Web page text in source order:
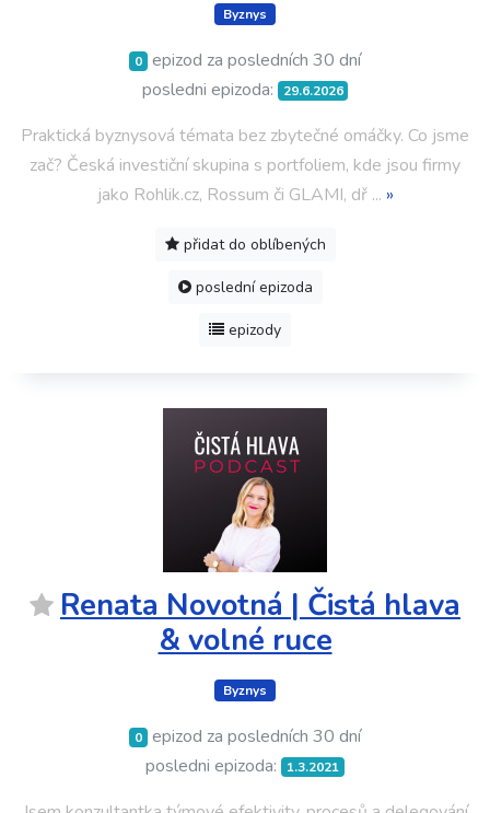
Byznys
0 epizod za posledních 30 dní
posledni epizoda:
29.6.2026
Praktická byznysová témata bez zbytečné omáčky. Co jsme
zač? Česká investiční skupina s portfoliem, kde jsou firmy
jako Rohlik.cz, Rossum či GLAMI, dř... »
přidat do oblíbených
poslední epizoda
epizody
Renata Novotná | Čistá hlava
& volné ruce
Byznys
0 epizod za posledních 30 dní
posledni epizoda: 1.3.2021